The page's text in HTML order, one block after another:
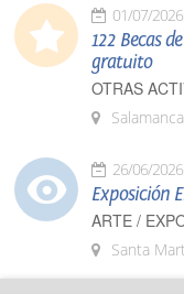
01/07/2026
122 Becas
gratuito
OTRAS
Salamanca
26/06/2026
Exposición
ARTE /
Santa